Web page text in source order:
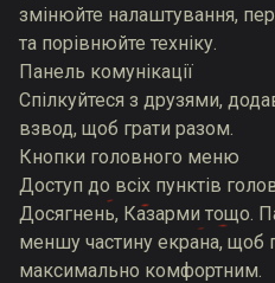
змінюйте налаштування,
та порівнюйте техніку.
Панель комунікації
Спілкуйтеся з друзями,
взвод, щоб грати разом.
Кнопки головного меню
Доступ до всіх пунктів
Досягнень, Казарми тощо.
меншу частину екрана, щоб
максимально комфортним.